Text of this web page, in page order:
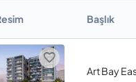
Başlık
Art Bay